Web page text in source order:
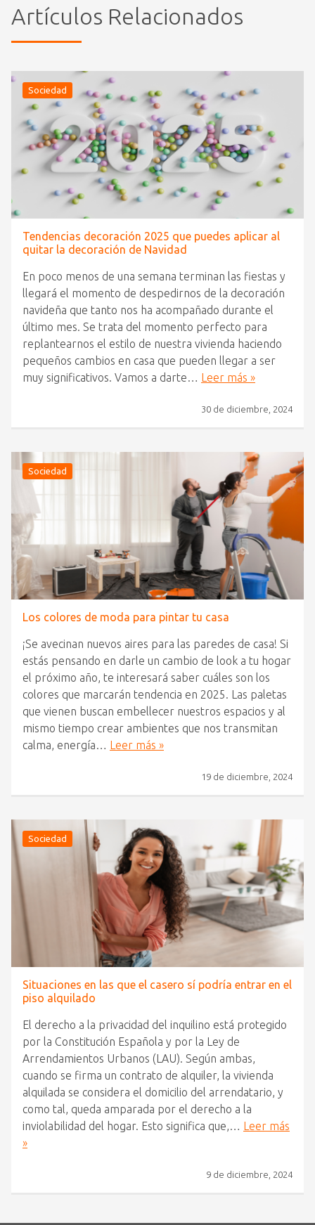
Artículos Relacionados
Sociedad
Tendencias decoración 2025 que puedes aplicar al
quitar la decoración de Navidad
En poco menos de una semana terminan las fiestas y
llegará el momento de despedirnos de la decoración
navideña que tanto nos ha acompañado durante el
último mes. Se trata del momento perfecto para
replantearnos el estilo de nuestra vivienda haciendo
pequeños cambios en casa que pueden llegar a ser
muy significativos. Vamos a darte…
Leer más »
30 de diciembre, 2024
Sociedad
Los colores de moda para pintar tu casa
¡Se avecinan nuevos aires para las paredes de casa! Si
estás pensando en darle un cambio de look a tu hogar
el próximo año, te interesará saber cuáles son los
colores que marcarán tendencia en 2025. Las paletas
que vienen buscan embellecer nuestros espacios y al
mismo tiempo crear ambientes que nos transmitan
calma, energía…
Leer más »
19 de diciembre, 2024
Sociedad
Situaciones en las que el casero sí podría entrar en el
piso alquilado
El derecho a la privacidad del inquilino está protegido
por la Constitución Española y por la Ley de
Arrendamientos Urbanos (LAU). Según ambas,
cuando se firma un contrato de alquiler, la vivienda
alquilada se considera el domicilio del arrendatario, y
como tal, queda amparada por el derecho a la
inviolabilidad del hogar. Esto significa que,…
Leer más
»
9 de diciembre, 2024